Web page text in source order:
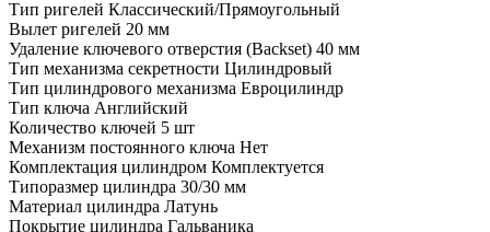
Тип ригелей Классический/Прямоугольный
Вылет ригелей 20 мм
Удаление ключевого отверстия (Backset) 40 мм
Тип механизма секретности Цилиндровый
Тип цилиндрового механизма Евроцилиндр
Тип ключа Английский
Количество ключей 5 шт
Механизм постоянного ключа Нет
Комплектация цилиндром Комплектуется
Типоразмер цилиндра 30/30 мм
Материал цилиндра Латунь
Покрытие цилиндра Гальваника